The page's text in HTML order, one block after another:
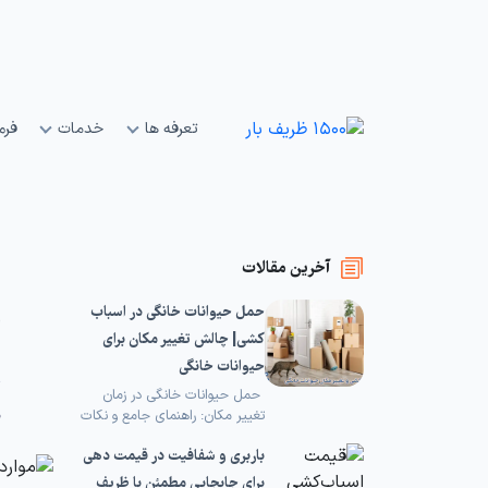
تعرفه ها خدمات
آخرین مقالات
حمل حیوانات خانگی در اسباب
کشی| چالش تغییر مکان برای
حیوانات خانگی
حمل حیوانات خانگی در زمان
تغییر مکان: راهنمای جامع و نکات
پرچالش برای همه اعضای خانواده
است، به‌خصوص اگر پای حیوانات
باربری و شفافیت در قیمت دهی
برای جابجایی مطمئن با ظریف